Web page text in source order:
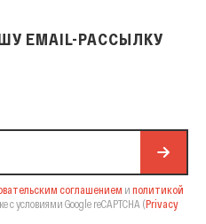
EMAIL-РАССЫЛКУ
соглашением и политикой
с условиями Google reCAPTCHA (Privacy